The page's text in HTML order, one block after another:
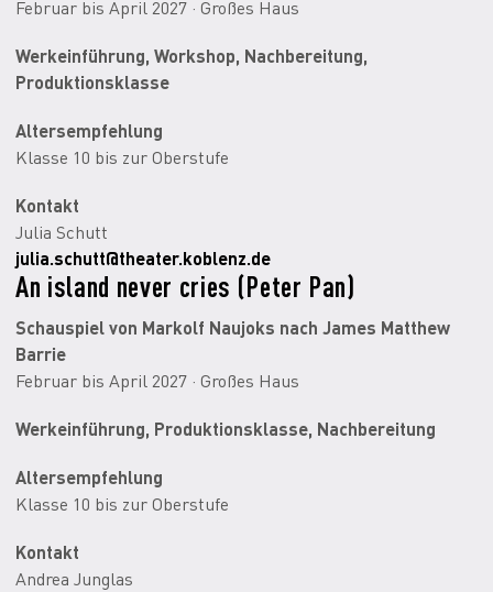
Februar bis April 2027 · Großes Haus
Werkeinführung, Workshop, Nachbereitung,
Produktionsklasse
Altersempfehlung
Klasse 10 bis zur Oberstufe
Kontakt
Julia Schutt
julia.schutt@theater.koblenz.de
An island never cries (Peter Pan)
Schauspiel von Markolf Naujoks nach James Matthew
Barrie
Februar bis April 2027 · Großes Haus
Werkeinführung, Produktionsklasse, Nachbereitung
Altersempfehlung
Klasse 10 bis zur Oberstufe
Kontakt
Andrea Junglas